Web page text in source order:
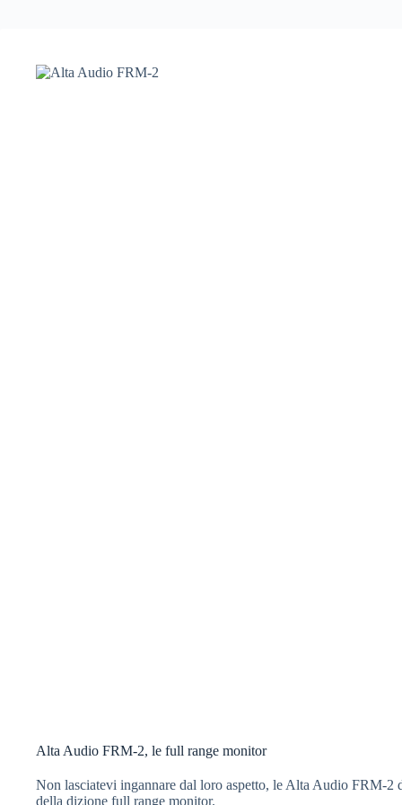
Alta Audio FRM-2, le full range monitor
Non lasciatevi ingannare dal loro aspetto, le Alta Audio FRM-2
della dizione full range monitor.